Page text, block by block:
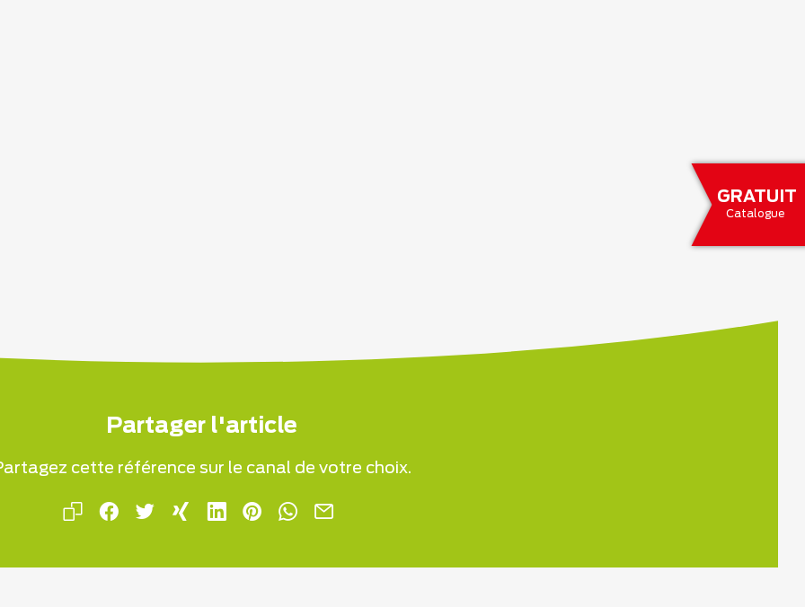
GRATUIT
Catalogue
Partager l'article
cette référence sur le canal de votre choix.